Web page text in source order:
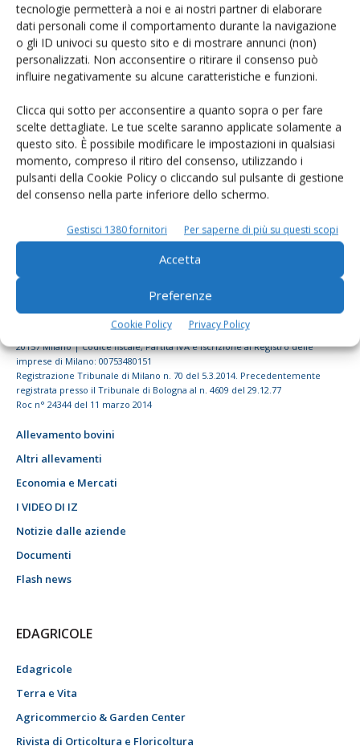
tecnologie permetterà a noi e ai nostri partner di elaborare
dati personali come il comportamento durante la navigazione
o gli ID univoci su questo sito e di mostrare annunci (non)
personalizzati. Non acconsentire o ritirare il consenso può
influire negativamente su alcune caratteristiche e funzioni.
Clicca qui sotto per acconsentire a quanto sopra o per fare
scelte dettagliate. Le tue scelte saranno applicate solamente a
questo sito. È possibile modificare le impostazioni in qualsiasi
momento, compreso il ritiro del consenso, utilizzando i
pulsanti della Cookie Policy o cliccando sul pulsante di gestione
del consenso nella parte inferiore dello schermo.
Gestisci 1380 fornitori Per saperne di più su questi scopi
Accetta
Preferenze
Cookie Policy Privacy Policy
Rimani aggiornato sul mondo
dell’agricoltura
© Tecniche Nuove Spa. Tutti i diritti riservati. Sede legale Via Eritrea 21 -
20157 Milano | Codice fiscale, Partita IVA e Iscrizione al Registro delle
imprese di Milano: 00753480151
Registrazione Tribunale di Milano n. 70 del 5.3.2014. Precedentemente
registrata presso il Tribunale di Bologna al n. 4609 del 29.12.77
Roc n° 24344 del 11 marzo 2014
Allevamento bovini
Altri allevamenti
Economia e Mercati
I VIDEO DI IZ
Notizie dalle aziende
Documenti
Flash news
EDAGRICOLE
Edagricole
Terra e Vita
Agricommercio & Garden Center
Rivista di Orticoltura e Floricoltura